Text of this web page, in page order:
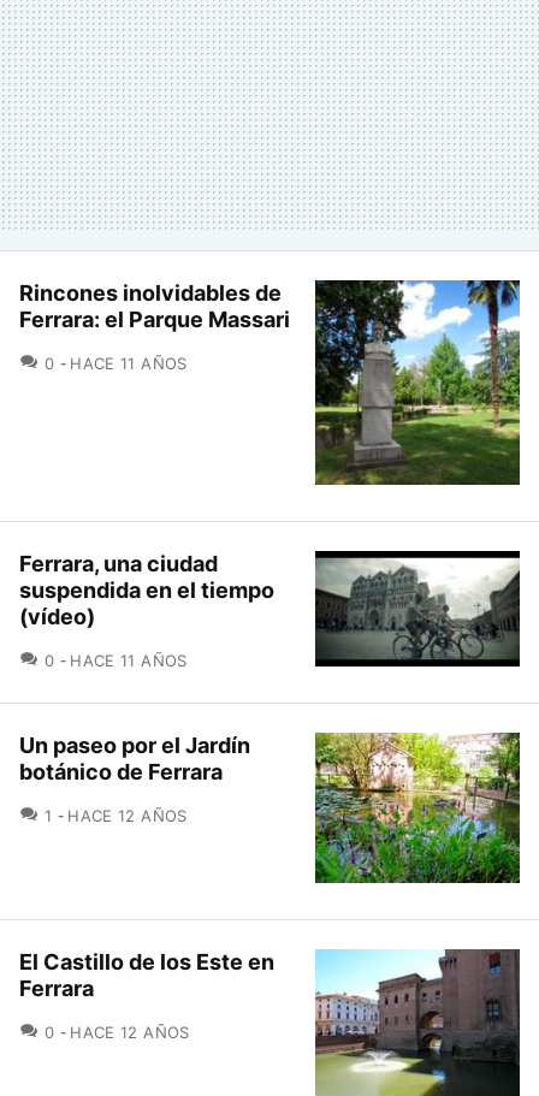
Rincones inolvidables de
Ferrara: el Parque Massari
0 COMENTARIOS
HACE 11 AÑOS
Ferrara, una ciudad
suspendida en el tiempo
(vídeo)
0 COMENTARIOS
HACE 11 AÑOS
Un paseo por el Jardín
botánico de Ferrara
1 COMENTARIOS
HACE 12 AÑOS
El Castillo de los Este en
Ferrara
0 COMENTARIOS
HACE 12 AÑOS